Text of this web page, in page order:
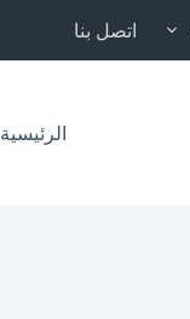
اتصل بنا
الرئيسية